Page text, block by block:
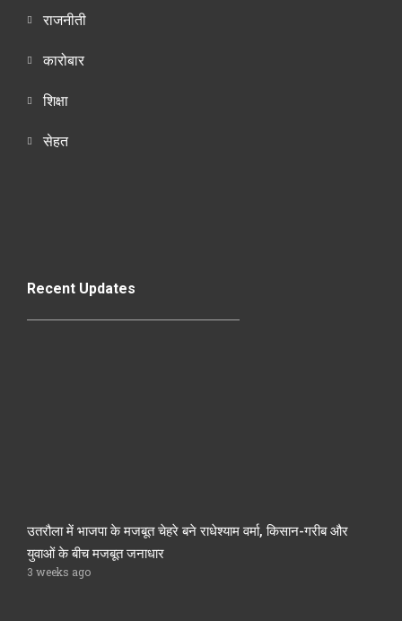
राजनीती
कारोबार
शिक्षा
सेहत
Recent Updates
उतरौला में भाजपा के मजबूत चेहरे बने राधेश्याम वर्मा, किसान-गरीब और
युवाओं के बीच मजबूत जनाधार
3 weeks ago